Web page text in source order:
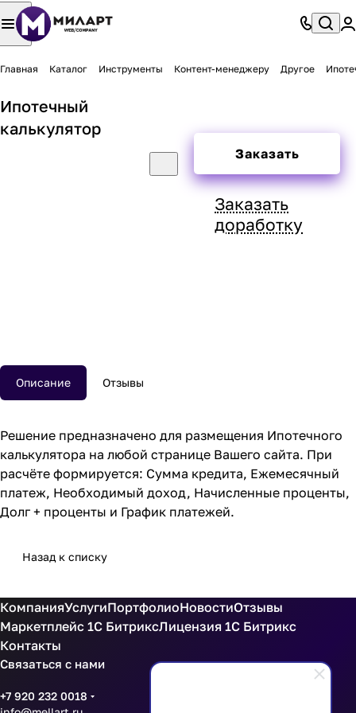
Главная Каталог Инструменты Контент-менеджеру Другое
Ипотечный
калькулятор
Заказать
Заказать
доработку
Описание Отзывы
Решение предназначено для размещения Ипотечного
калькулятора на любой странице Вашего сайта. При
расчёте формируется: Сумма кредита, Ежемесячный
платеж, Необходимый доход, Начисленные проценты,
Долг + проценты и График платежей.
Назад к списку
КомпанияУслугиПортфолиоНовостиОтзывы
Маркетплейс 1С БитриксЛицензия 1С Битрикс
Контакты
Связаться с нами
+7 920 232 0018